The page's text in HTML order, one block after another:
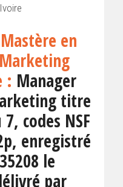
en
: Manager
titre
codes NSF
enregistré
le
par